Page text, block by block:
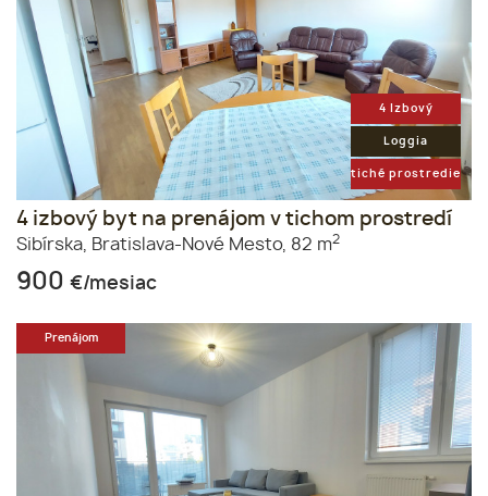
4 Izbový
Loggia
tiché prostredie
4 izbový byt na prenájom v tichom prostredí
Sibírska, Bratislava-Nové Mesto, 82 m2
900 €/mesiac
Prenájom